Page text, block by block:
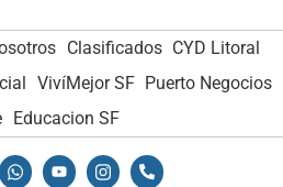
Clasificados CYD Litoral
VivíMejor SF Puerto Negocios
Educacion SF